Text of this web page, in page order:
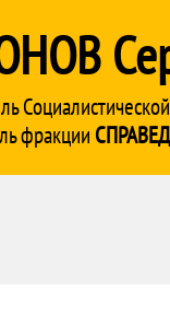
фракции